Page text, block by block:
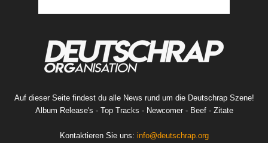
Auf dieser Seite findest du alle News rund um die Deutschrap Szene!
Album Release's - Top Tracks - Newcomer - Beef - Zitate
Kontaktieren Sie uns: info@deutschrap.org